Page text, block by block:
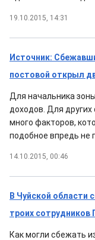
19.10.2015, 14:31
Источник:
постовой открыл
Для начальника
доходов. Для
много факторов,
подобное впредь не
14.10.2015, 00:46
В Чуйской области
троих сотрудников
Как могли сбежать